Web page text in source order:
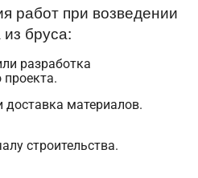
работ при возведении
бруса:
разработка
проекта.
доставка материалов.
строительства.